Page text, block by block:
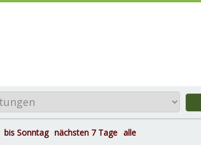
bis Sonntag nächsten 7 Tage alle